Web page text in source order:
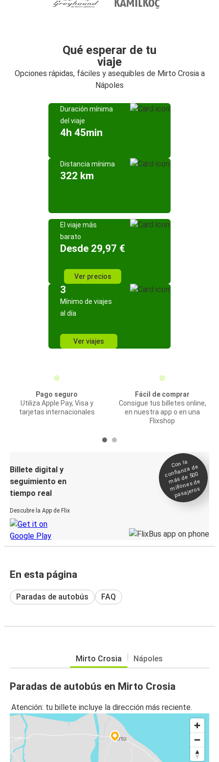
Qué esperar de tu
viaje
Opciones rápidas, fáciles y asequibles de Mirto Crosia a
Nápoles
Duración mínima
del viaje
4h 45min
Distancia mínima
322 km
El viaje más
barato
Desde 29,97 €
Ver precios
3
Mínimo de viajes
al día
Ver viajes
Pago seguro
Utiliza Apple Pay, Visa y
tarjetas internacionales
Fácil de comprar
Consigue tus billetes online,
en nuestra app o en una
Flixshop
Billete digital y
seguimiento en
tiempo real
Descubre la App de Flix
Con la
confianza de
más de 500
millones de
pasajeros
En esta página
Paradas de autobús FAQ
Mirto Crosia Nápoles
Paradas de autobús en Mirto Crosia
Atención: tu billete incluye la dirección más reciente.